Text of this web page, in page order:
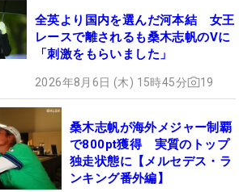
全英より国内を選んだ河本結 女王
レースで離されるも桑木志帆のVに
「刺激をもらいました」
2026年8月6日 (木) 15時45分 19
桑木志帆が海外メジャー制覇
で800pt獲得 実質のトップ
独走状態に【メルセデス・ラ
ンキング番外編】